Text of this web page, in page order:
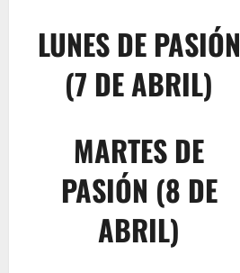
LUNES DE PASIÓN
(7 DE ABRIL)
MARTES DE
PASIÓN (8 DE
ABRIL)